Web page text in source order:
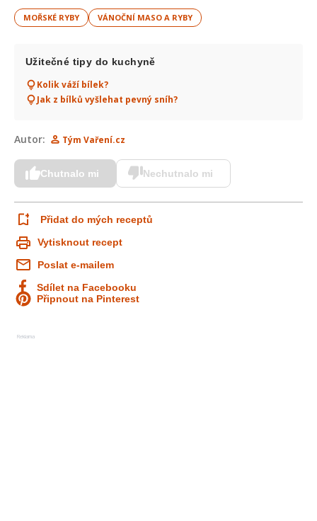
MOŘSKÉ RYBY VÁNOČNÍ MASO A RYBY
Užitečné tipy do kuchyně
Kolik váží bílek?
Jak z bílků vyšlehat pevný sníh?
Autor: Tým Vaření.cz
Chutnalo mi Nechutnalo mi
Přidat do mých receptů
Vytisknout recept
Poslat e-mailem
Sdílet na Facebooku
Připnout na Pinterest
Reklama